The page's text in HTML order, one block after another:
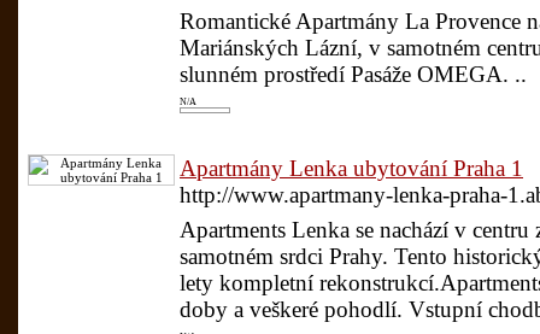
Romantické Apartmány La Provence
Mariánských Lázní, v samotném
slunném prostředí Pasáže OMEGA. ..
N/A
Apartmány Lenka ubytování Praha 1
http://www.apartmany-lenka-praha-
Apartments Lenka se nachází v centru
samotném srdci Prahy. Tento
lety kompletní
doby a veškeré pohodlí. Vstupní